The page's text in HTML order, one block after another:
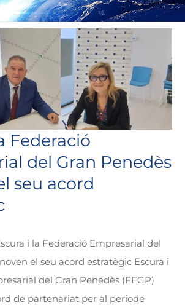
Federació
del Gran Penedès
seu acord
i la Federació Empresarial del
el seu acord estratègic Escura i
del Gran Penedès (FEGP)
de partenariat per al període